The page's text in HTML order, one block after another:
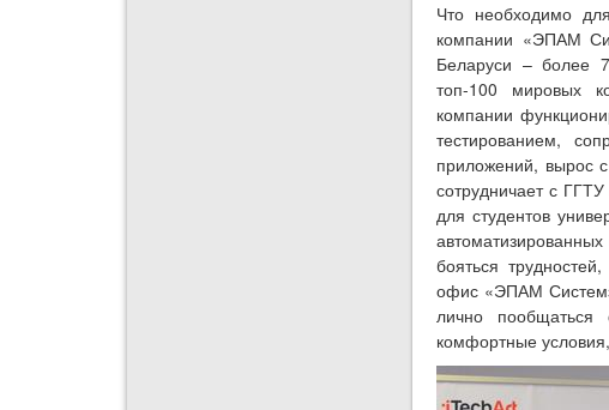
Что необходимо
компании «ЭПАМ
Беларуси – более
топ-100 мировых
компании
тестированием,
приложений, вырос
сотрудничает с
для студентов
бояться
офис «ЭПАМ
лично
комфортные